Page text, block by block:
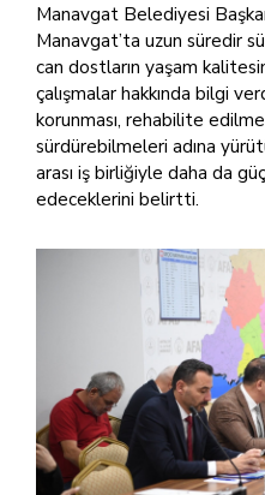
Manavgat Belediyesi
Manavgat’ta uzun süredir
can dostların yaşam
çalışmalar hakkında bilgi
korunması, rehabilite
sürdürebilmeleri adına
arası iş birliğiyle daha da
edeceklerini belirtti.